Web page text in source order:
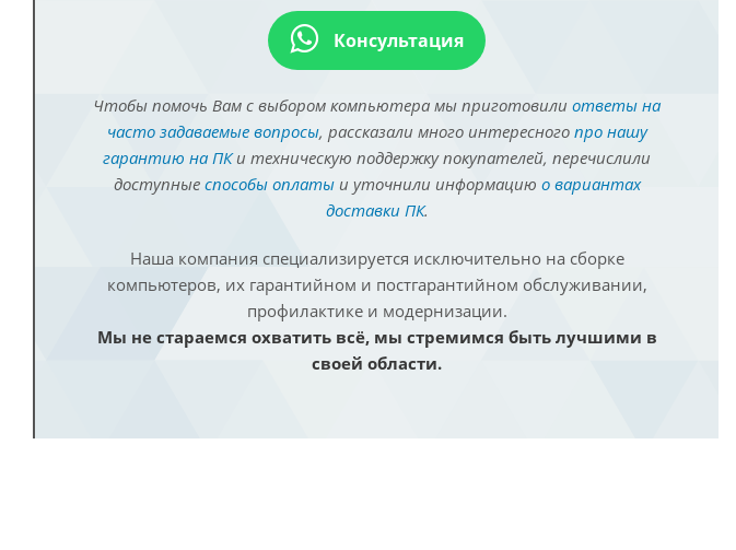
Консультация
Чтобы помочь Вам с выбором компьютера мы приготовили ответы на
часто задаваемые вопросы, рассказали много интересного про нашу
гарантию на ПКи техническую поддержку покупателей, перечислили
доступные способы оплатыи уточнили информацию о вариантах
доставки ПК.
Наша компания специализируется исключительно на сборке
компьютеров, их гарантийном и постгарантийном обслуживании,
профилактике и модернизации.
Мы не стараемся охватить всё, мы стремимся быть лучшими в
своей области.